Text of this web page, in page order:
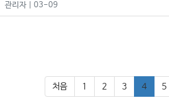
관리자 | 03-09
처음 1 2 3 4 5